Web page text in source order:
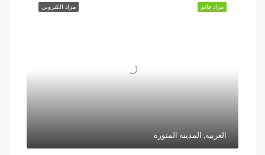
مزاد الكتروني مزاد قائم
الغربية, المدينة المنورة